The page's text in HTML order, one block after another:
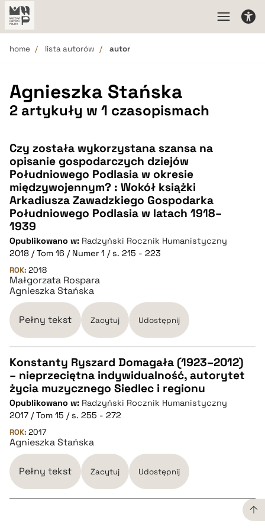
home lista autorów autor
Agnieszka Stańska
2 artykuły w 1 czasopismach
Czy została wykorzystana szansa na
opisanie gospodarczych dziejów
Południowego Podlasia w okresie
międzywojennym? : Wokół książki
Arkadiusza Zawadzkiego Gospodarka
Południowego Podlasia w latach 1918–
1939
Opublikowano w: Radzyński Rocznik Humanistyczny
2018 / Tom 16 / Numer 1 / s. 215 - 223
ROK: 2018
Małgorzata Rospara
Agnieszka Stańska
Pełny tekst Zacytuj Udostępnij
CZYSTY TEKST
pobierz cytat
BIBTEX
pobierz cytat
Konstanty Ryszard Domagała (1923–2012)
– nieprzeciętna indywidualność, autorytet
życia muzycznego Siedlec i regionu
Opublikowano w: Radzyński Rocznik Humanistyczny
2017 / Tom 15 / s. 255 - 272
ROK: 2017
Agnieszka Stańska
Pełny tekst Zacytuj Udostępnij